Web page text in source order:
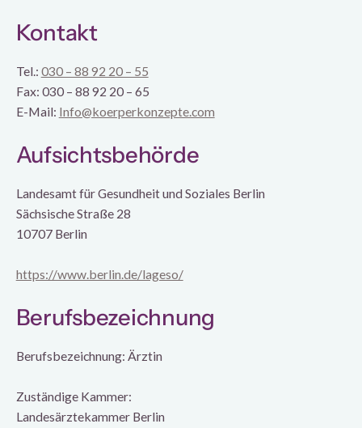
Kontakt
Tel.: 030 – 88 92 20 – 55
Fax: 030 – 88 92 20 – 65
E-Mail: Info@koerperkonzepte.com
Aufsichtsbehörde
Landesamt für Gesundheit und Soziales Berlin
Sächsische Straße 28
10707 Berlin
https://www.berlin.de/lageso/
Berufsbezeichnung
Berufsbezeichnung: Ärztin
Zuständige Kammer:
Landesärztekammer Berlin